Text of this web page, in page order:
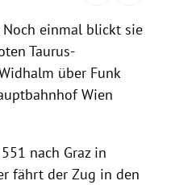
Noch einmal blickt sie
Taurus-
über Funk
Wien
nach Graz in
fährt der Zug in den